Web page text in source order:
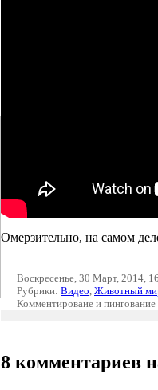
Омерзительно, на самом
Воскресенье, 30 Март, 2014,
Рубрики: Видео Животный
Комментироваие и пингование
8 комментариев